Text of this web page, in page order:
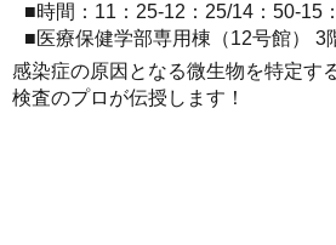
■時間：11：25-12：25/14：50-15
■医療保健学部専用棟（12号館） 3
感染症の原因となる微生物を特定す
検査のプロが伝授します！